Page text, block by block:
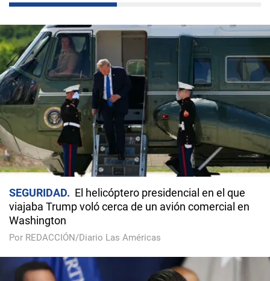
SEGURIDAD
El helicóptero presidencial en el que
viajaba Trump voló cerca de un avión comercial en
Washington
Por REDACCIÓN/Diario Las Américas